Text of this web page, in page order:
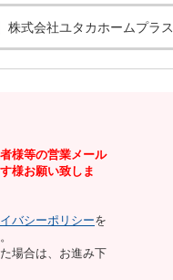
株式会社ユタカホームプラス
様等の営業メール
様お願い致しま
バシーポリシーを
場合は、お進み下